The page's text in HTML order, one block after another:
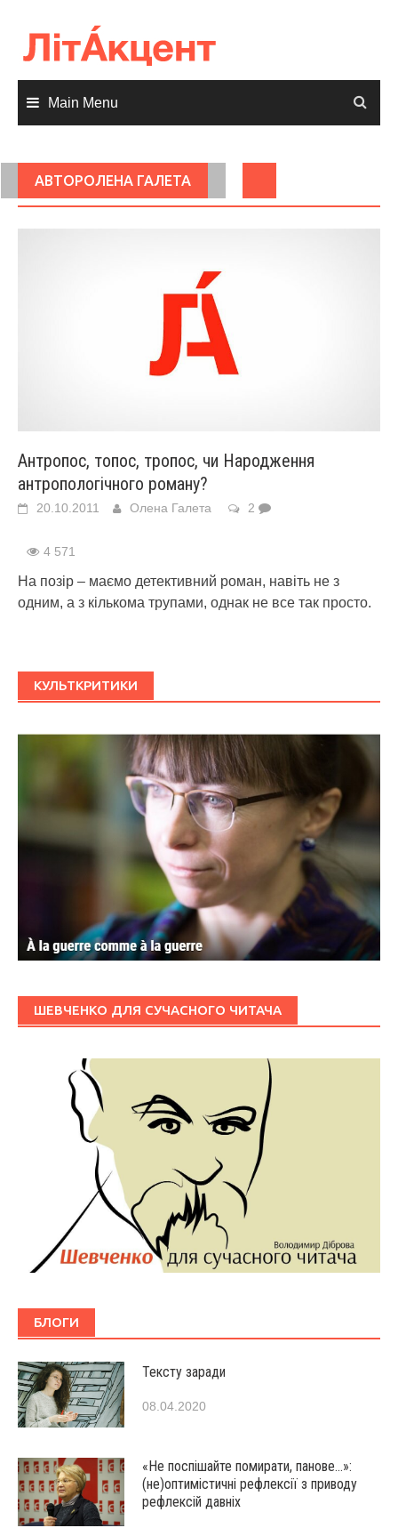
content
Main Menu
АВТОРОЛЕНА ГАЛЕТА
Антропос, топос, тропос, чи Народження
антропологічного роману?
20.10.2011 Олена Галета 2
4 571
На позір – маємо детективний роман, навіть не з
одним, а з кількома трупами, однак не все так просто.
КУЛЬТКРИТИКИ
ШЕВЧЕНКО ДЛЯ СУЧАСНОГО ЧИТАЧА
БЛОГИ
Тексту заради
08.04.2020
«Не поспішайте помирати, панове…»:
(не)оптимістичні рефлексії з приводу
рефлексій давніх